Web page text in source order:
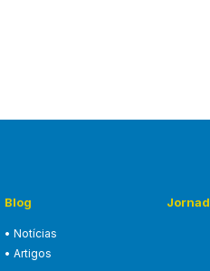
Blog
• Notícias
• Artigos